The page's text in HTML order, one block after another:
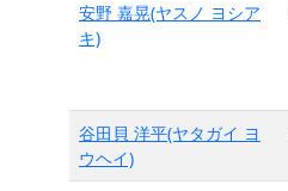
安野 嘉晃(ヤスノ ヨシア
キ)
谷田貝 洋平(ヤタガイ ヨ
ウヘイ)